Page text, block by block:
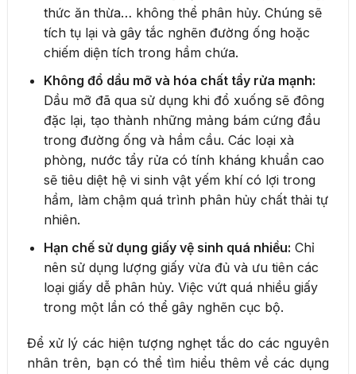
thức ăn thừa… không thể phân hủy. Chúng sẽ
tích tụ lại và gây tắc nghẽn đường ống hoặc
chiếm diện tích trong hầm chứa.
Không đổ dầu mỡ và hóa chất tẩy rửa mạnh:
Dầu mỡ đã qua sử dụng khi đổ xuống sẽ đông
đặc lại, tạo thành những mảng bám cứng đầu
trong đường ống và hầm cầu. Các loại xà
phòng, nước tẩy rửa có tính kháng khuẩn cao
sẽ tiêu diệt hệ vi sinh vật yếm khí có lợi trong
hầm, làm chậm quá trình phân hủy chất thải tự
nhiên.
Hạn chế sử dụng giấy vệ sinh quá nhiều: Chỉ
nên sử dụng lượng giấy vừa đủ và ưu tiên các
loại giấy dễ phân hủy. Việc vứt quá nhiều giấy
trong một lần có thể gây nghẽn cục bộ.
Để xử lý các hiện tượng nghẹt tắc do các nguyên
nhân trên, bạn có thể tìm hiểu thêm về các dụng